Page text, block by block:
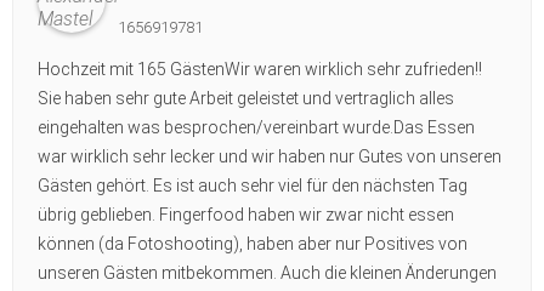
1656919781
Hochzeit mit 165 GästenWir waren wirklich sehr zufrieden!!
Sie haben sehr gute Arbeit geleistet und vertraglich alles
eingehalten was besprochen/vereinbart wurde.Das Essen
war wirklich sehr lecker und wir haben nur Gutes von unseren
Gästen gehört. Es ist auch sehr viel für den nächsten Tag
übrig geblieben. Fingerfood haben wir zwar nicht essen
können (da Fotoshooting), haben aber nur Positives von
unseren Gästen mitbekommen. Auch die kleinen Änderungen